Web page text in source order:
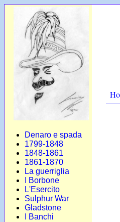
Denaro e spada
1799-1848
1848-1861
1861-1870
La guerriglia
I Borbone
L'Esercito
Sulphur War
Gladstone
I Banchi